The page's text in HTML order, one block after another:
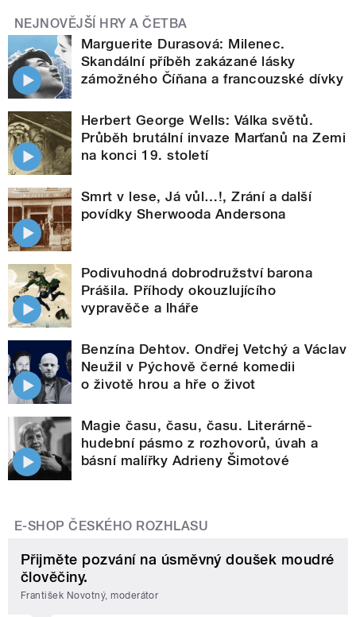
NEJNOVĚJŠÍ HRY A ČETBA
Marguerite Durasová: Milenec.
Skandální příběh zakázané lásky
zámožného Číňana a francouzské dívky
Herbert George Wells: Válka světů.
Průběh brutální invaze Marťanů na Zemi
na konci 19. století
Smrt v lese, Já vůl…!, Zrání a další
povídky Sherwooda Andersona
Podivuhodná dobrodružství barona
Prášila. Příhody okouzlujícího
vypravěče a lháře
Benzína Dehtov. Ondřej Vetchý a Václav
Neužil v Pýchově černé komedii
o životě hrou a hře o život
Magie času, času, času. Literárně-
hudební pásmo z rozhovorů, úvah a
básní malířky Adrieny Šimotové
E-SHOP ČESKÉHO ROZHLASU
Přijměte pozvání na úsměvný doušek moudré
člověčiny.
František Novotný, moderátor